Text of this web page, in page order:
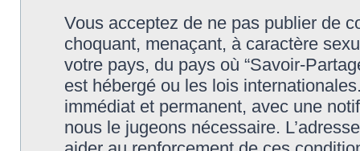
Vous acceptez de ne pas publier de
choquant, menaçant, à caractère
votre pays, du pays où “Savoir-
est hébergé ou les lois
immédiat et permanent, avec une
nous le jugeons nécessaire.